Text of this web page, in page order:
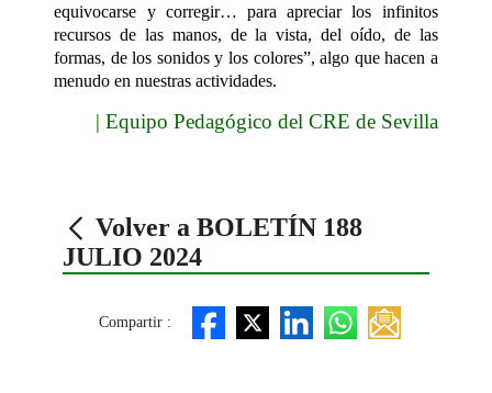
equivocarse y corregir… para apreciar los infinitos
recursos de las manos, de la vista, del oído, de las
formas, de los sonidos y los colores”, algo que hacen a
menudo en nuestras actividades.
| Equipo Pedagógico del CRE de Sevilla
Volver a BOLETÍN 188
JULIO 2024
Compartir :